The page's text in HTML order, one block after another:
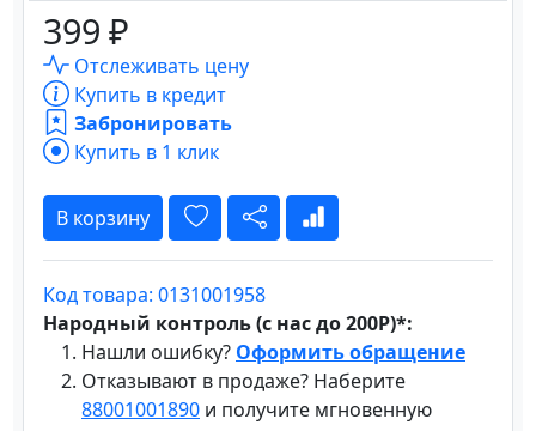
399 ₽
Отслеживать цену
Купить в кредит
Забронировать
Купить в 1 клик
В корзину
Код товара: 0131001958
Народный контроль (с нас до 200Р)*:
Нашли ошибку? Оформить обращение
Отказывают в продаже? Наберите
88001001890 и получите мгновенную